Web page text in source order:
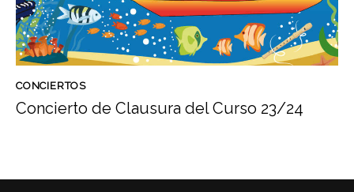
CONCIERTOS
Concierto de Clausura del Curso 23/24